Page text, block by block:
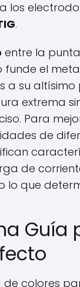
.
entre la
el
a su
extrema
Para
de
de
lo que
Guía
colores